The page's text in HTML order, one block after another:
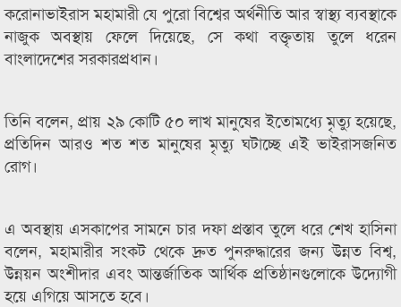
করোনাভাইরাস মহামারী যে পুরো বিশ্বের অর্থনীতি আর স্বাস্থ্য ব্যবস্থাকে
নাজুক অবস্থায় ফেলে দিয়েছে, সে কথা বক্তৃতায় তুলে ধরেন
বাংলাদেশের সরকারপ্রধান।
তিনি বলেন, প্রায় ২৯ কোটি ৫০ লাখ মানুষের ইতোমধ্যে মৃত্যু হয়েছে,
প্রতিদিন আরও শত শত মানুষের মৃত্যু ঘটাচ্ছে এই ভাইরাসজনিত
রোগ।
এ অবস্থায় এসকাপের সামনে চার দফা প্রস্তাব তুলে ধরে শেখ হাসিনা
বলেন, মহামারীর সংকট থেকে দ্রুত পুনরুদ্ধারের জন্য উন্নত বিশ্ব,
উন্নয়ন অংশীদার এবং আন্তর্জাতিক আর্থিক প্রতিষ্ঠানগুলোকে উদ্যোগী
হয়ে এগিয়ে আসতে হবে।